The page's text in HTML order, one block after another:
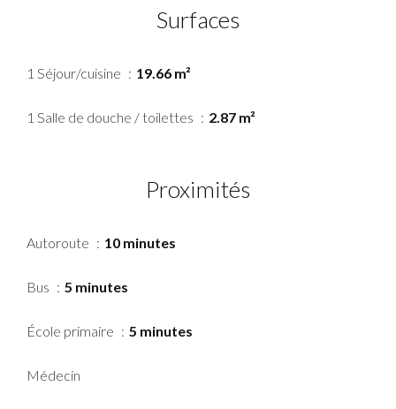
Surfaces
1 Séjour/cuisine 19.66 m²
1 Salle de douche / toilettes 2.87 m²
Proximités
Autoroute 10 minutes
Bus 5 minutes
École primaire 5 minutes
Médecin